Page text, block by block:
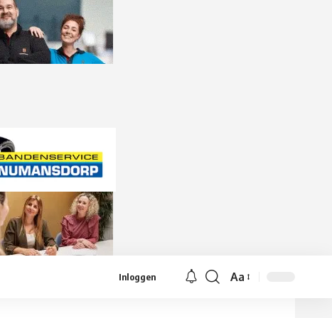
Inloggen
Lettergrootte
Aa